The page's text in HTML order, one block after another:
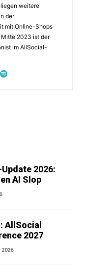
weitere
der
mit Online-Shops
Mitte 2023 ist der
im AllSocial-
2026:
AI Slop
AllSocial
2027
2026